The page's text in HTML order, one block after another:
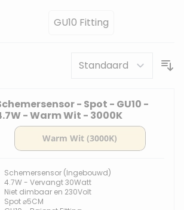
GU10 Fitting
- Spot - GU10 -
- Warm Wit - 3000K
Schemersensor (Ingebouwd)
4.7W - Vervangt 30Watt
Niet dimbaar en 230Volt
Spot ⌀5CM